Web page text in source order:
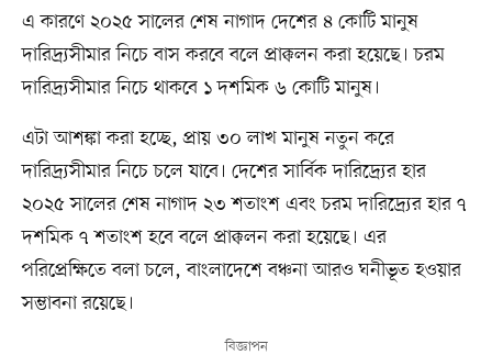
এ কারণে ২০২৫ সালের শেষ নাগাদ দেশের ৪ কোটি মানুষ
দারিদ্র্যসীমার নিচে বাস করবে বলে প্রাক্কলন করা হয়েছে। চরম
দারিদ্র্যসীমার নিচে থাকবে ১ দশমিক ৬ কোটি মানুষ।
এটা আশঙ্কা করা হচ্ছে, প্রায় ৩০ লাখ মানুষ নতুন করে
দারিদ্র্যসীমার নিচে চলে যাবে। দেশের সার্বিক দারিদ্র্যের হার
২০২৫ সালের শেষ নাগাদ ২৩ শতাংশ এবং চরম দারিদ্র্যের হার ৭
দশমিক ৭ শতাংশ হবে বলে প্রাক্কলন করা হয়েছে। এর
পরিপ্রেক্ষিতে বলা চলে, বাংলাদেশে বঞ্চনা আরও ঘনীভূত হওয়ার
সম্ভাবনা রয়েছে।